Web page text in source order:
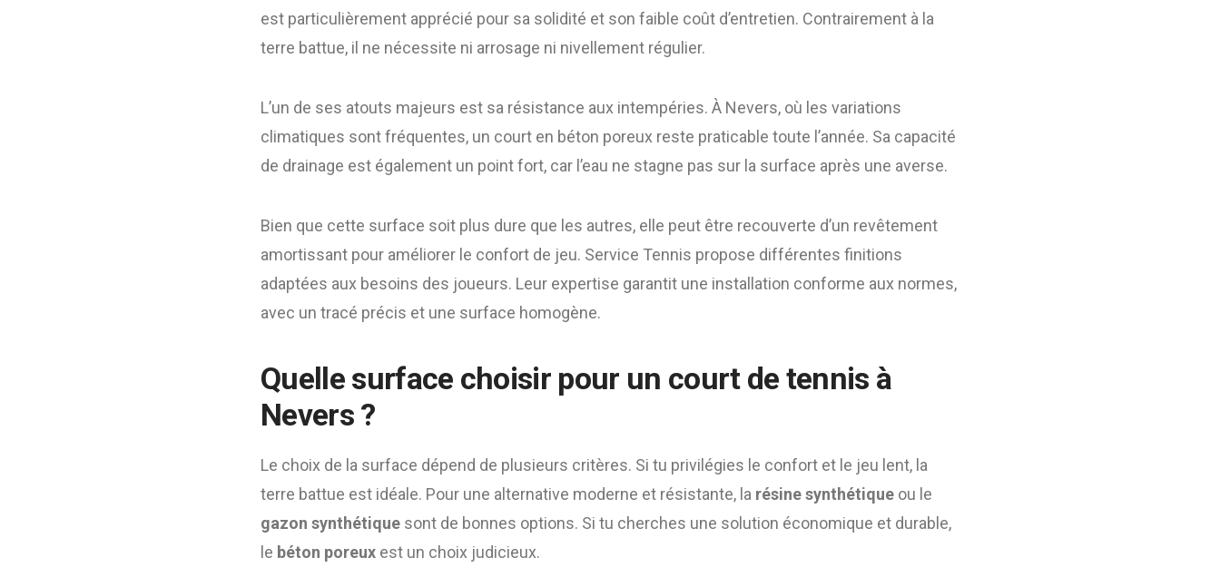
est particulièrement apprécié pour sa solidité et son faible coût d’entretien. Contrairement à la
terre battue, il ne nécessite ni arrosage ni nivellement régulier.
L’un de ses atouts majeurs est sa résistance aux intempéries. À Nevers, où les variations
climatiques sont fréquentes, un court en béton poreux reste praticable toute l’année. Sa capacité
de drainage est également un point fort, car l’eau ne stagne pas sur la surface après une averse.
Bien que cette surface soit plus dure que les autres, elle peut être recouverte d’un revêtement
amortissant pour améliorer le confort de jeu. Service Tennis propose différentes finitions
adaptées aux besoins des joueurs. Leur expertise garantit une installation conforme aux normes,
avec un tracé précis et une surface homogène.
Quelle surface choisir pour un court de tennis à
Nevers ?
Le choix de la surface dépend de plusieurs critères. Si tu privilégies le confort et le jeu lent, la
terre battue est idéale. Pour une alternative moderne et résistante, la résine synthétique ou le
gazon synthétique sont de bonnes options. Si tu cherches une solution économique et durable,
le béton poreux est un choix judicieux.